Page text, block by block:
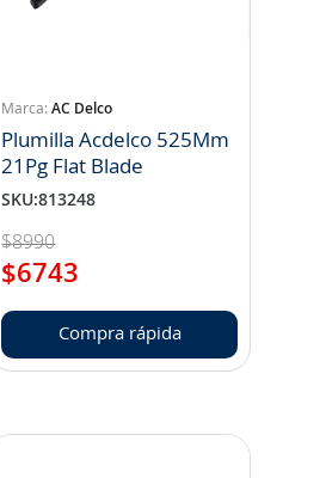
AC Delco
Plumilla Acdelco 525Mm
21Pg Flat Blade
SKU:813248
$8990
$6743
Compra rápida